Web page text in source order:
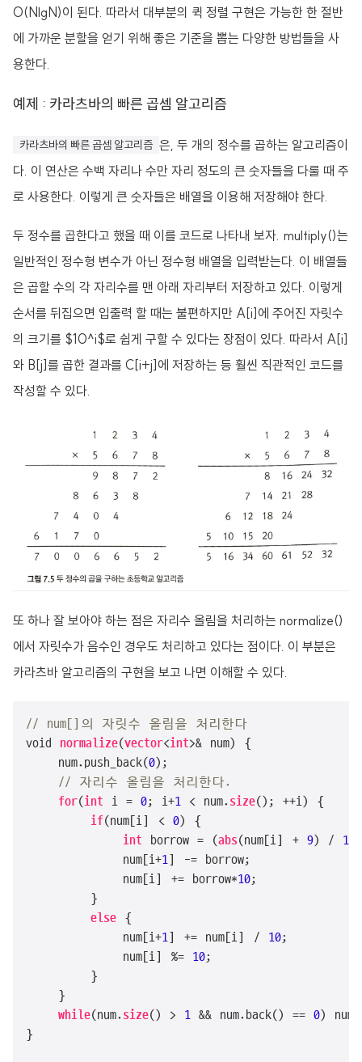
O(NlgN)이 된다. 따라서 대부분의 퀵 정렬 구현은 가능한 한 절반
에 가까운 분할을 얻기 위해 좋은 기준을 뽑는 다양한 방법들을 사
용한다.
예제 : 카라츠바의 빠른 곱셈 알고리즘
카라츠바의 빠른 곱셈 알고리즘 은, 두 개의 정수를 곱하는 알고리즘이
다. 이 연산은 수백 자리나 수만 자리 정도의 큰 숫자들을 다룰 때 주
로 사용한다. 이렇게 큰 숫자들은 배열을 이용해 저장해야 한다.
두 정수를 곱한다고 했을 때 이를 코드로 나타내 보자. multiply()는
일반적인 정수형 변수가 아닌 정수형 배열을 입력받는다. 이 배열들
은 곱할 수의 각 자리수를 맨 아래 자리부터 저장하고 있다. 이렇게
순서를 뒤집으면 입출력 할 때는 불편하지만 A[i]에 주어진 자릿수
의 크기를 $10^i$로 쉽게 구할 수 있다는 장점이 있다. 따라서 A[i]
와 B[j]를 곱한 결과를 C[i+j]에 저장하는 등 훨씬 직관적인 코드를
작성할 수 있다.
또 하나 잘 보아야 하는 점은 자리수 올림을 처리하는 normalize()
에서 자릿수가 음수인 경우도 처리하고 있다는 점이다. 이 부분은
카라츠바 알고리즘의 구현을 보고 나면 이해할 수 있다.
// num[]의 자릿수 올림을 처리한다
void normalize(vector<int>& num) {
    num.push_back(
0);
// 자리수 올림을 처리한다.
for(int i = 0; i+1 < num. size(); ++i) {
if(num[i] < 0) {
int borrow = (abs(num[i] + 9) / 10
            num[i+
1] -= borrow;
            num[i] += borrow*
10;
        }
else {
            num[i+
1] += num[i] / 10;
            num[i] %=
10;
        }
    }
while(num. size() > 1 && num.back() == 0)
}